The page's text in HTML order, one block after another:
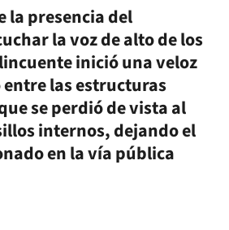
la presencia del
la voz de alto de los
inició una veloz
las estructuras
se perdió de vista al
internos, dejando el
en la vía pública